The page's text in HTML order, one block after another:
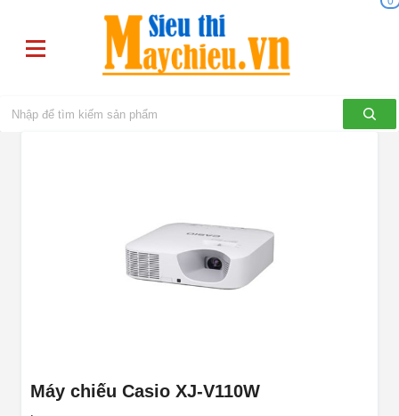
Máy chiếu Casio XJ-V110W